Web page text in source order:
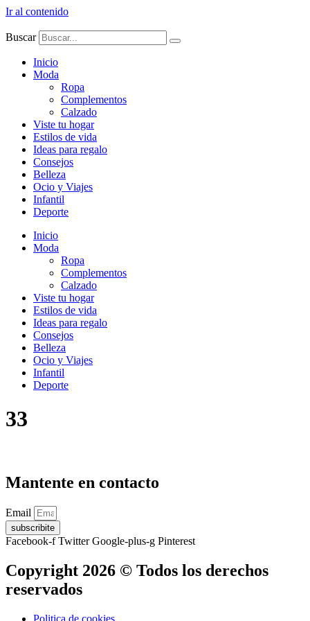
Ir al contenido
Buscar
Inicio
Moda
Ropa
Complementos
Calzado
Viste tu hogar
Estilos de vida
Ideas para regalo
Consejos
Belleza
Ocio y Viajes
Infantil
Deporte
Inicio
Moda
Ropa
Complementos
Calzado
Viste tu hogar
Estilos de vida
Ideas para regalo
Consejos
Belleza
Ocio y Viajes
Infantil
Deporte
33
Mantente en contacto
Email
subscribite
Facebook-f Twitter Google-plus-g Pinterest
Copyright 2026 © Todos los derechos
reservados
Politica de cookies